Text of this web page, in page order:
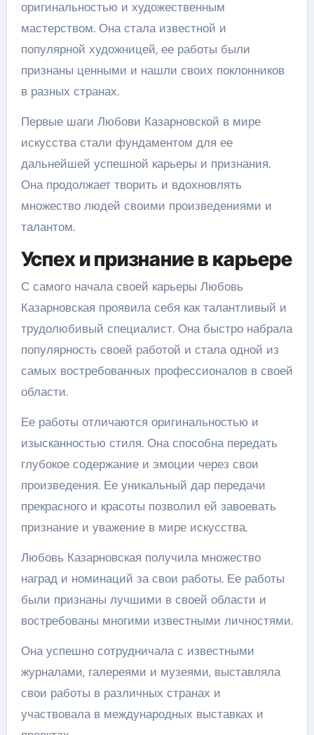
оригинальностью и художественным
мастерством. Она стала известной и
популярной художницей, ее работы были
признаны ценными и нашли своих поклонников
в разных странах.
Первые шаги Любови Казарновской в мире
искусства стали фундаментом для ее
дальнейшей успешной карьеры и признания.
Она продолжает творить и вдохновлять
множество людей своими произведениями и
талантом.
Успех и признание в карьере
С самого начала своей карьеры Любовь
Казарновская проявила себя как талантливый и
трудолюбивый специалист. Она быстро набрала
популярность своей работой и стала одной из
самых востребованных профессионалов в своей
области.
Ее работы отличаются оригинальностью и
изысканностью стиля. Она способна передать
глубокое содержание и эмоции через свои
произведения. Ее уникальный дар передачи
прекрасного и красоты позволил ей завоевать
признание и уважение в мире искусства.
Любовь Казарновская получила множество
наград и номинаций за свои работы. Ее работы
были признаны лучшими в своей области и
востребованы многими известными личностями.
Она успешно сотрудничала с известными
журналами, галереями и музеями, выставляла
свои работы в различных странах и
участвовала в международных выставках и